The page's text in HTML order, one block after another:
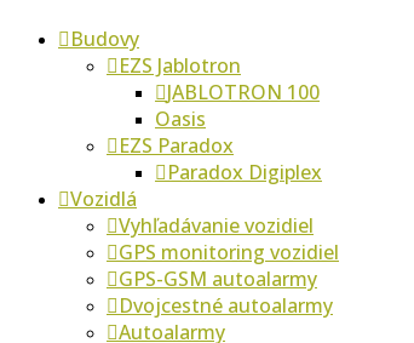
Budovy
EZS Jablotron
JABLOTRON 100
Oasis
EZS Paradox
Paradox Digiplex
Vozidlá
Vyhľadávanie vozidiel
GPS monitoring vozidiel
GPS-GSM autoalarmy
Dvojcestné autoalarmy
Autoalarmy